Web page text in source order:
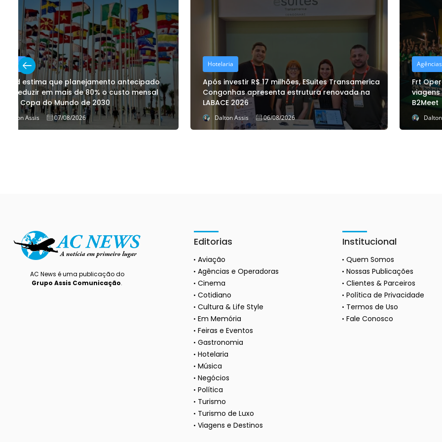
Hotelaria
Após investir R$ 17 milhões, ESuites Transamerica
Congonhas apresenta estrutura renovada na
LABACE 2026
Dalton Assis 06/08/2026
Agências e Operadoras
Frt Operadora reúne mais de 300 agentes de
viagens em Gramado para a 12ª edição do
B2Meet
Dalton Assis 06/08/2026
AC News é uma publicação do
Grupo Assis Comunicação.
Editorias
Aviação
Agências e Operadoras
Cinema
Cotidiano
Cultura & Life Style
Em Memória
Feiras e Eventos
Gastronomia
Hotelaria
Música
Negócios
Política
Turismo
Turismo de Luxo
Viagens e Destinos
Institucional
Quem Somos
Nossas Publicações
Clientes & Parceiros
Política de Privacidade
Termos de Uso
Fale Conosco